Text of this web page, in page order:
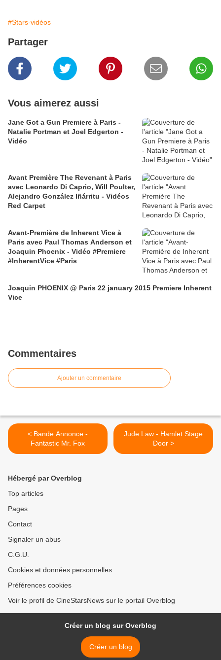
#Stars-vidéos
Partager
Vous aimerez aussi
Jane Got a Gun Premiere à Paris -
Natalie Portman et Joel Edgerton -
Vidéo
Avant Première The Revenant à Paris
avec Leonardo Di Caprio, Will Poulter,
Alejandro González Iñárritu - Vidéos
Red Carpet
Avant-Première de Inherent Vice à
Paris avec Paul Thomas Anderson et
Joaquin Phoenix - Vidéo #Premiere
#InherentVice #Paris
Joaquin PHOENIX @ Paris 22 january 2015 Premiere Inherent
Vice
Commentaires
Ajouter un commentaire
< Bande Annonce -
Fantastic Mr. Fox
Jude Law - Hamlet Stage
Door >
Hébergé par Overblog
Top articles
Pages
Contact
Signaler un abus
C.G.U.
Cookies et données personnelles
Préférences cookies
Voir le profil de CineStarsNews sur le portail Overblog
Créer un blog sur Overblog
Créer un blog